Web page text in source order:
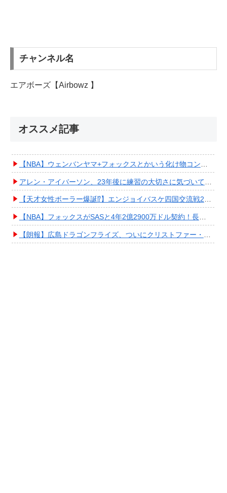
チャンネル名
エアボーズ【Airbowz 】
オススメ記事
【NBA】ウェンバンヤマ+フォックスとかいう化け物コンビが爆誕してしまうwwwwwwwwww
アレン・アイバーソン、23年後に練習の大切さに気づいてしまうwwwwwwwwwwww
【天才女性ボーラー爆誕⁉︎】エンジョイバスケ四国交流戦2025 in 香川③ #エアボーズ #427
【NBA】フォックスがSASと4年2億2900万ドル契約！長期確保しPO進出へ期待高まる
【朗報】広島ドラゴンフライズ、ついにクリストファー・スミス獲得キタ━━━━(ﾟ∀ﾟ)━━━━!!